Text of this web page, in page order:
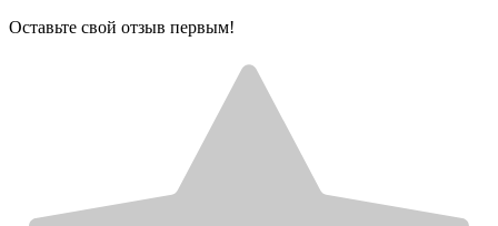
Оставьте свой отзыв первым!